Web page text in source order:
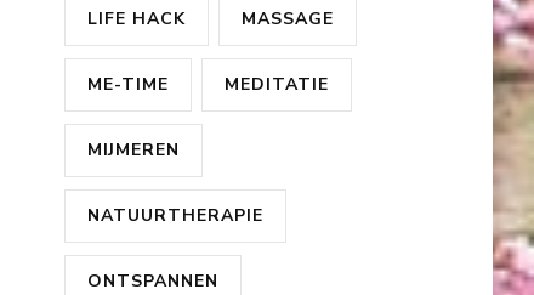
LIFE HACK MASSAGE
ME-TIME MEDITATIE
MIJMEREN
NATUURTHERAPIE
ONTSPANNEN